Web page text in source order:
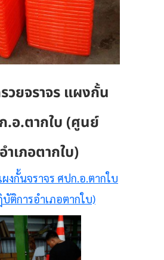
วยจราจร แผงกั้น
.อ.ตากใบ (ศูนย์
เภอตากใบ)
ผงกั้นจราจร ศปก.อ.ตากใบ
ติการอำเภอตากใบ)